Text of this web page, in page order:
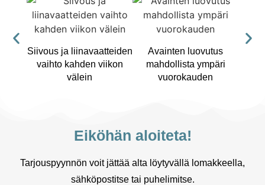
Siivous ja liinavaatteiden
vaihto kahden viikon
välein
Avainten luovutus
mahdollista ympäri
vuorokauden
Eiköhän aloiteta!
Tarjouspyynnön voit jättää alta löytyvällä lomakkeella,
sähköpostitse tai puhelimitse.